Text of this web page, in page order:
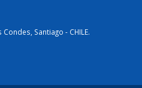
Santiago - CHILE.